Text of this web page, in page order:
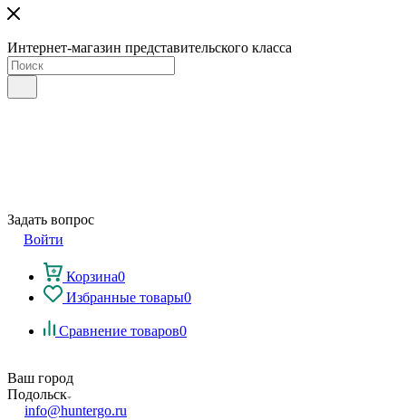
Интернет-магазин представительского класса
Задать вопрос
Войти
Корзина0
Избранные товары0
Сравнение товаров0
Ваш город
Подольск
info@huntergo.ru